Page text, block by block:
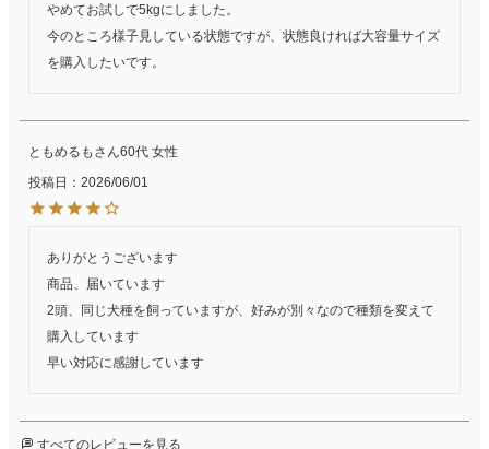
やめてお試しで5kgにしました。
今のところ様子見している状態ですが、状態良ければ大容量サイズ
を購入したいです。
ともめるも 60代 女性
投稿日
2026/06/01
ありがとうございます
商品、届いています
2頭、同じ犬種を飼っていますが、好みが別々なので種類を変えて
購入しています
早い対応に感謝しています
すべてのレビューを見る